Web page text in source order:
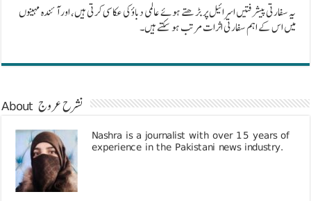
یہ سفارتی پیشرفتیں اسرائیل پر بڑھتے ہوئے عالمی دباؤ کی عکاسی کرتی ہیں، اور آئندہ مہینوں
میں اس کے اہم سفارتی اثرات مرتب ہو سکتے ہیں۔
About نشرح عروج
Nashra is a journalist with over 15 years of
experience in the Pakistani news industry.